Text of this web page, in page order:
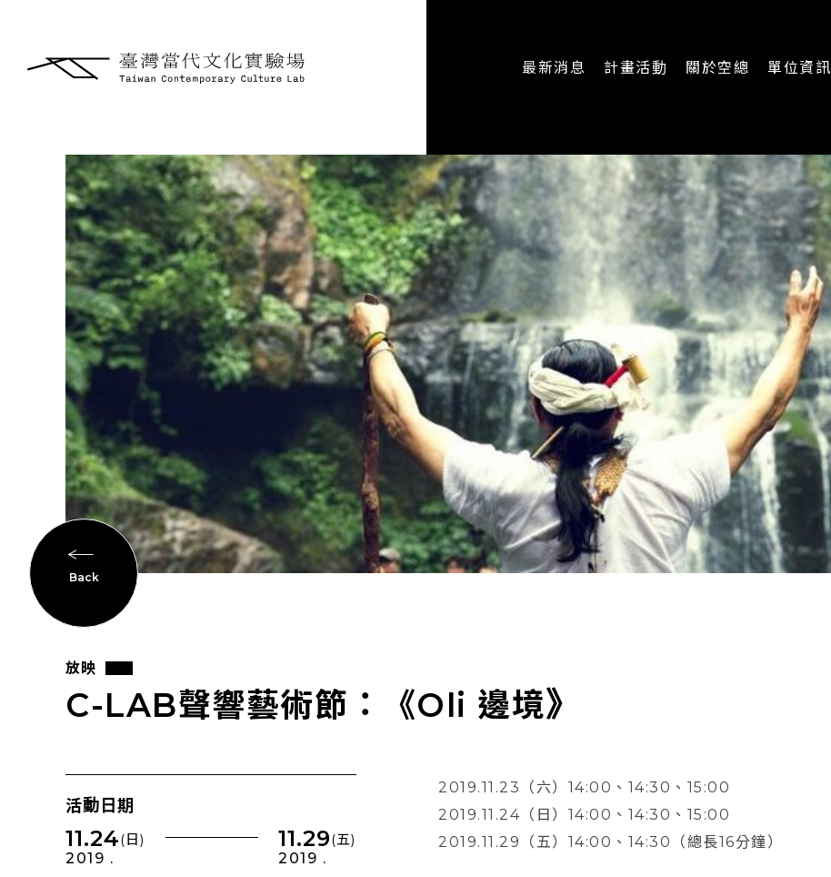
最新消息
即時新聞
計畫活動
主題計畫
CREATORS
關於空總
組織架構
公開資訊
認識執行長
場地申請
加入我們
單位資訊
Back
放映
C-LAB聲響藝術節：《Oli 邊境》
活動日期
11.24(日)
2019 .
11.29(五)
2019 .
2019.11.23（六）14:00、14:30、15:00
2019.11.24（日）14:00、14:30、15:00
2019.11.29（五）14:00、14:30（總長16分鐘）